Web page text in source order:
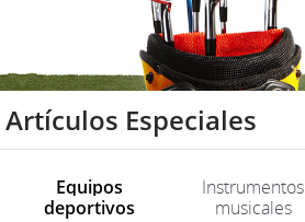
Artículos Especiales
Equipos
deportivos
Instrumentos
musicales